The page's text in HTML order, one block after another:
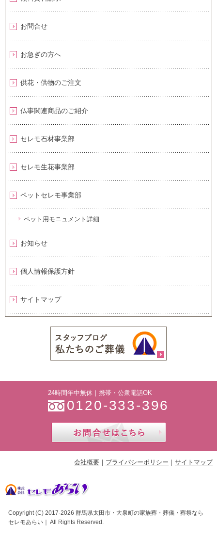
お問合せ
お急ぎの方へ
供花・供物のご注文
仏事関連商品のご紹介
セレモ石材事業部
セレモ生花事業部
ペットセレモ事業部
ペット用モニュメント詳細
お知らせ
個人情報保護方針
サイトマップ
24時間年中無休｜携帯・公衆電話OK
0120-333-396
会社概要 プライバシーポリシー サイトマップ
Copyright (C) 2017-2026 群馬県太田市・大泉町の家族葬・葬儀・葬祭なら
セレモあらい｜ All Rights Reserved.